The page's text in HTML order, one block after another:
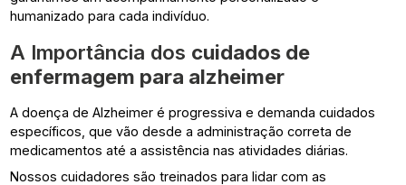
humanizado para cada indivíduo.
A Importância dos cuidados de
enfermagem para alzheimer
A doença de Alzheimer é progressiva e demanda cuidados
específicos, que vão desde a administração correta de
medicamentos até a assistência nas atividades diárias.
Nossos cuidadores são treinados para lidar com as